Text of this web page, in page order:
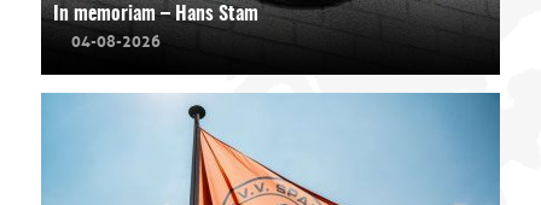
In memoriam – Hans Stam
04-08-2026